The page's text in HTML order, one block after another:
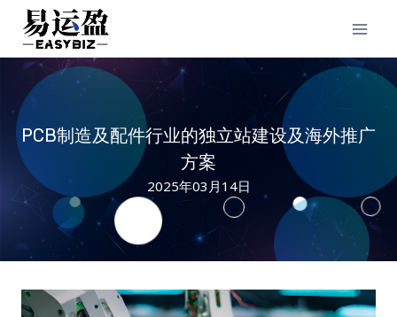
content
PCB制造及配件行业的独立站建设及海外推广
方案
2025年03月14日